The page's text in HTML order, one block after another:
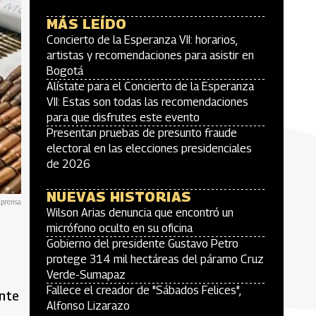
MÁS LEÍDO
Concierto de la Esperanza VII: horarios,
artistas y recomendaciones para asistir en
Bogotá
Alístate para el Concierto de la Esperanza
VII: Estas son todas las recomendaciones
para que disfrutes este evento
Presentan pruebas de presunto fraude
electoral en las elecciones presidenciales
de 2026
NUEVAS HISTORIAS
Wilson Arias denuncia que encontró un
micrófono oculto en su oficina
Gobierno del presidente Gustavo Petro
protege 314 mil hectáreas del páramo Cruz
Verde-Sumapaz
Fallece el creador de "Sábados Felices",
Alfonso Lizarazo